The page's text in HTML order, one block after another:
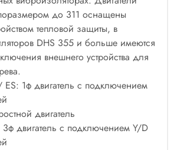
до 311 оснащены
тепловой защиты, в
DHS 355 и больше имеются
внешнего устройства для
1ф двигатель с подключением
двигатель
двигатель с подключением Y/D